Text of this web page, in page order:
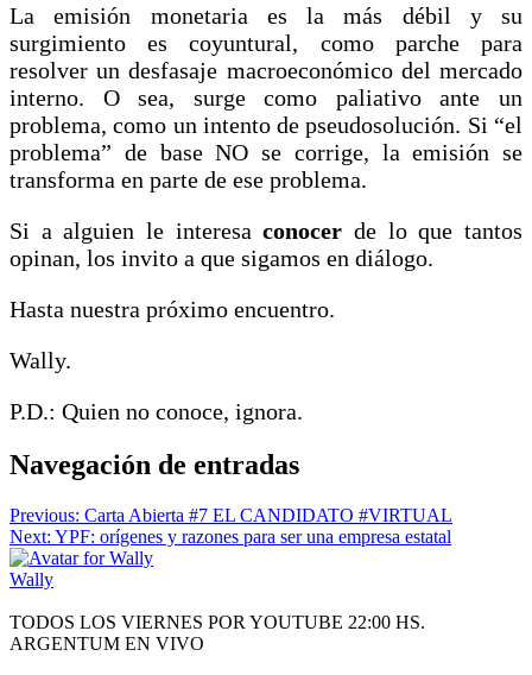
La emisión monetaria es la más débil y su
surgimiento es coyuntural, como parche para
resolver un desfasaje macroeconómico del mercado
interno. O sea, surge como paliativo ante un
problema, como un intento de pseudosolución. Si “el
problema” de base NO se corrige, la emisión se
transforma en parte de ese problema.
Si a alguien le interesaconocerde lo que tantos
opinan, los invito a que sigamos en diálogo.
Hasta nuestra próximo encuentro.
Wally.
P.D.: Quien no conoce, ignora.
Navegación de entradas
Previous: Carta Abierta #7 EL CANDIDATO #VIRTUAL
Next: YPF: orígenes y razones para ser una empresa estatal
Wally
TODOS LOS VIERNES POR YOUTUBE 22:00 HS.
ARGENTUM EN VIVO